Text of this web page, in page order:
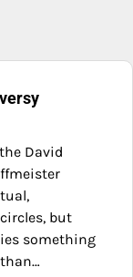
David
but
something